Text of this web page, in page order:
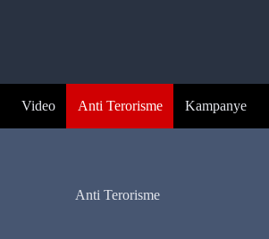
Video Anti Terorisme Kampanye
Anti Terorisme